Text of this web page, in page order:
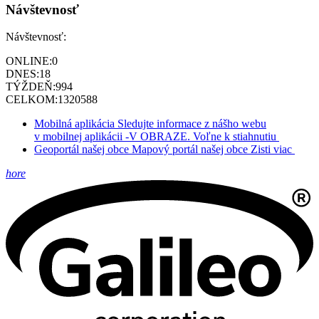
Návštevnosť
Návštevnosť:
ONLINE:0
DNES:18
TÝŽDEŇ:994
CELKOM:1320588
Mobilná aplikácia Sledujte informace z nášho webu
v mobilnej aplikácii -V OBRAZE. Voľne k stiahnutiu
Geoportál našej obce Mapový portál našej obce Zisti viac
hore